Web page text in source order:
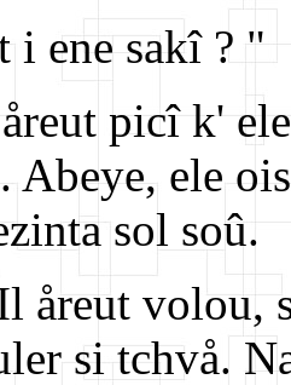
ene sakî ? "
picî k'
Abeye, ele
sol soû.
åreut volou,
si tchvå.